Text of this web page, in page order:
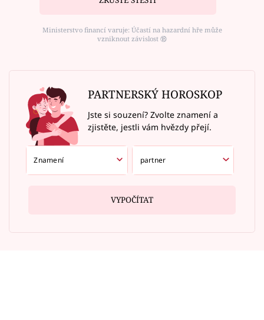
Ministerstvo financí varuje: Účastí na hazardní hře může
vzniknout závislost ⑱
PARTNERSKÝ HOROSKOP
Jste si souzení? Zvolte znamení a
zjistěte, jestli vám hvězdy přejí.
VYPOČÍTAT